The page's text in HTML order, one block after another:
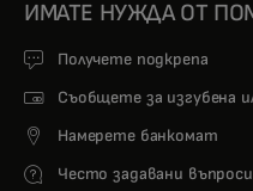
ИМАТЕ НУЖДА ОТ
Получете подкрепа
Съобщете за изгубена
Намерете банкомат
Често задавани въпроси